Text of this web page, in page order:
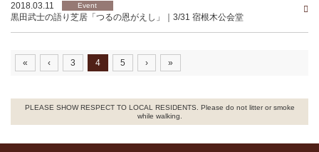
2018.03.11 Event
黒田武士の語り芝居「つるの恩がえし」｜3/31 宿根木公会堂
« ‹ 3 4 5 › »
PLEASE SHOW RESPECT TO LOCAL RESIDENTS. Please do not litter or smoke
while walking.